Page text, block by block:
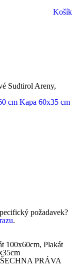
Košík
Sudtirol Areny,
cm Kapa 60x35 cm
požadavek?
.
100x60cm, Plakát
PRÁVA